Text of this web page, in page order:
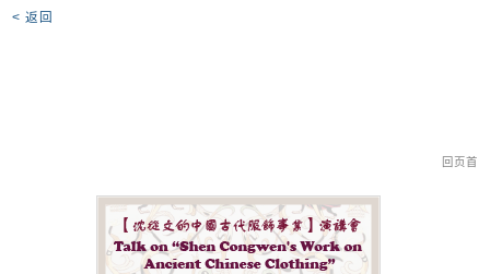
< 返回
回页首